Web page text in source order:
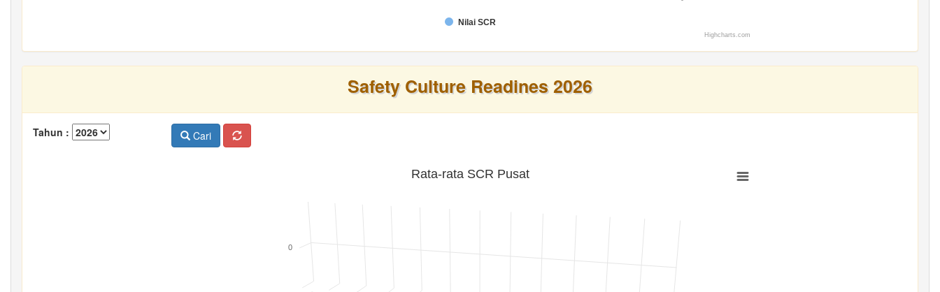
Nilai SCR
Highcharts.com
Safety Culture Readines 2026
Tahun : Cari
Rata-rata SCR Pusat
0